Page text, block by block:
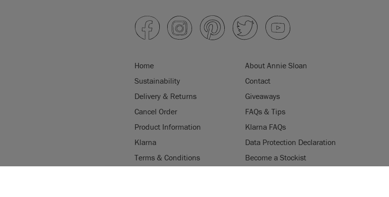
Home
About Annie Sloan
Sustainability
Contact
Delivery & Returns
Giveaways
Cancel Order
FAQs & Tips
Product Information
Klarna FAQs
Klarna
Data Protection Declaration
Terms & Conditions
Become a Stockist